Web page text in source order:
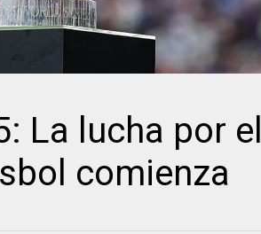
La lucha por el
comienza